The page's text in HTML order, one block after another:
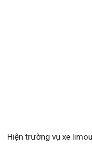
Hiện trường vụ xe